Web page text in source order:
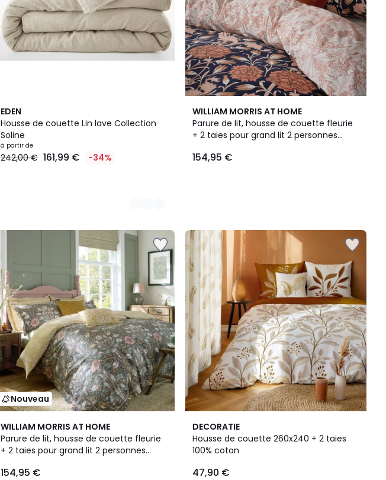
EDEN
Housse de couette Lin lave Collection
Soline
à partir de
242,00 € 161,99 € -34%
10
Couleurs
WILLIAM MORRIS AT HOME
Parure de lit, housse de couette fleurie
+ 2 taies pour grand lit 2 personnes
154,95 €
Nouveau
WILLIAM MORRIS AT HOME
Parure de lit, housse de couette fleurie
+ 2 taies pour grand lit 2 personnes
154,95 €
DECORATIE
Housse de couette 260x240 + 2 taies
100% coton
47,90 €